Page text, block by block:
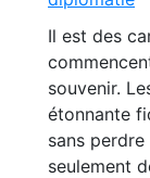
Il est des
souvenir.
étonnante
sans
seulement